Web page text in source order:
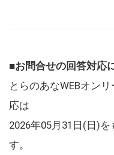
■お問合せの回答対応
とらのあなWEBオン
応は
2026年05月31日(日)
す。